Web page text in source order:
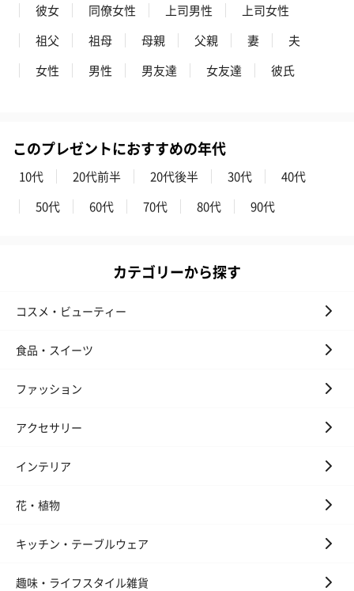
彼女
同僚女性 上司男性
上司女性
祖父
祖母 母親 父親 妻
夫
女性
男性 男友達 女友達 彼氏
このプレゼントにおすすめの年代
10代 20代前半 20代後半 30代
40代
50代
60代 70代 80代 90代
カテゴリーから探す
コスメ・ビューティー
食品・スイーツ
ファッション
アクセサリー
インテリア
花・植物
キッチン・テーブルウェア
趣味・ライフスタイル雑貨